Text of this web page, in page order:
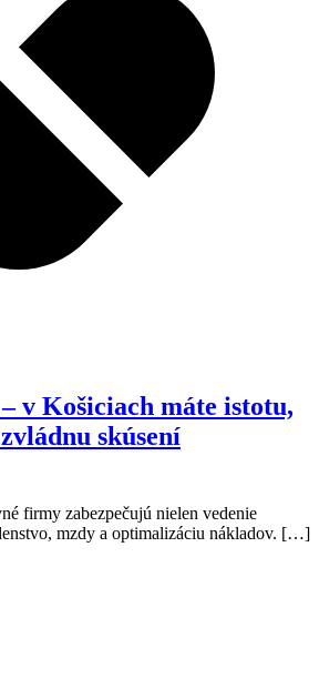
v Košiciach máte istotu,
skúsení
firmy zabezpečujú nielen vedenie
mzdy a optimalizáciu nákladov. […]